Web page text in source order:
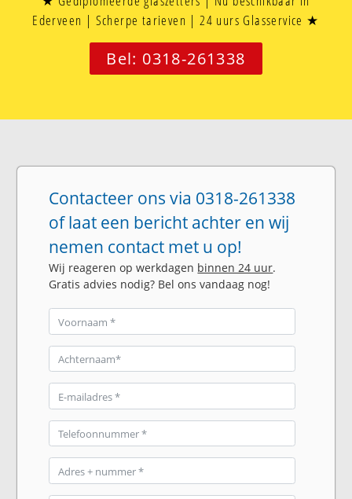
Ederveen | Scherpe tarieven | 24 uurs Glasservice ★
Bel: 0318-261338
Contacteer ons via 0318-261338
of laat een bericht achter en wij
nemen contact met u op!
Wij reageren op werkdagen binnen 24 uur.
Gratis advies nodig? Bel ons vandaag nog!